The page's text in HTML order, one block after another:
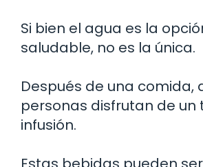
Si bien el agua es la
saludable, no es la única.
Después de una comida,
personas disfrutan de un
infusión.